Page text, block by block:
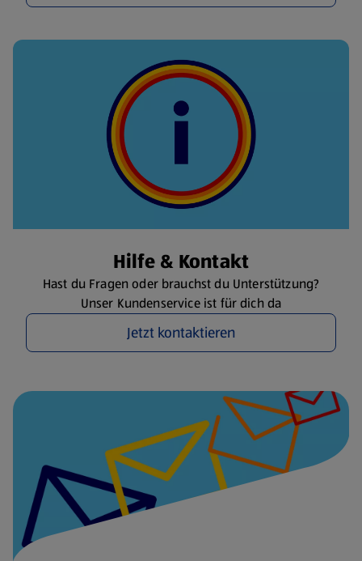
Hilfe & Kontakt
Hast du Fragen oder brauchst du Unterstützung?
Unser Kundenservice ist für dich da
Jetzt kontaktieren